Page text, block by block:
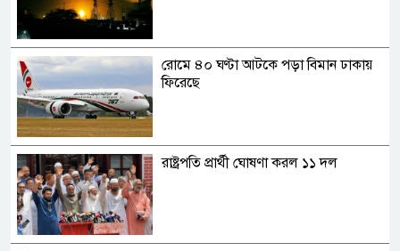
রোমে ৪০ ঘণ্টা আটকে পড়া বিমান ঢাকায়
ফিরেছে
রাষ্ট্রপতি প্রার্থী ঘোষণা করল ১১ দল